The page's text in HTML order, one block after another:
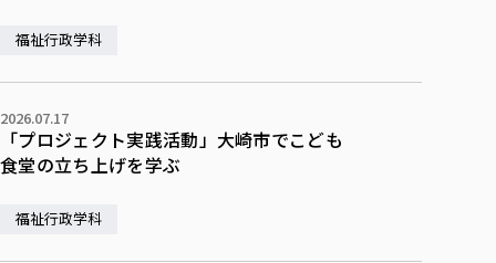
福祉行政学科
2026.07.17
「プロジェクト実践活動」大崎市でこども
食堂の立ち上げを学ぶ
福祉行政学科